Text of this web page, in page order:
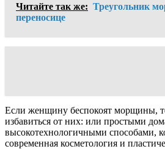
Читайте так же: Треугольник
переносице
Если женщину беспокоят морщины,
избавиться от них: или простыми
высокотехнологичными способами,
современная косметология и